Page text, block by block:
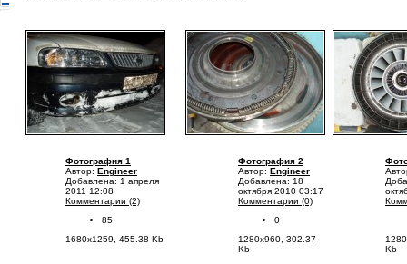
Фотография 1
Автор: Engineer
Добавлена: 1 апреля
2011 12:08
Комментарии (2)
85
1680x1259, 455.38 Kb
Фотография 2
Автор: Engineer
Добавлена: 18
октября 2010 03:17
Комментарии (0)
0
1280x960, 302.37
Kb
Kb